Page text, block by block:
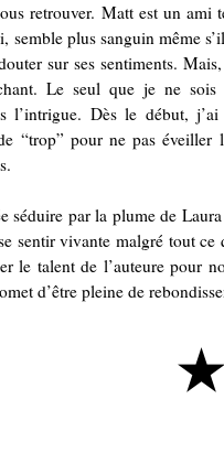
retrouver. Matt est un
semble plus sanguin même
sur ses sentiments.
Le seul que je ne
l’intrigue. Dès le début,
“trop” pour ne pas
séduire par la plume de
sentir vivante malgré tout ce
le talent de l’auteure pour
d’être pleine de